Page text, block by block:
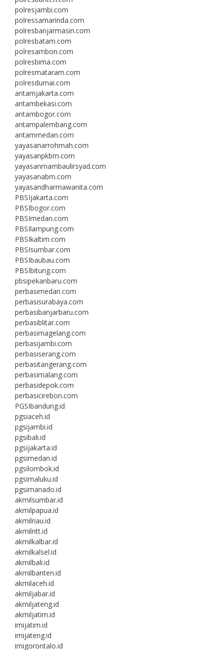
polresjambi.com
polressamarinda.com
polresbanjarmasin.com
polresbatam.com
polresambon.com
polresbima.com
polresmataram.com
polresdumai.com
antamjakarta.com
antambekasi.com
antambogor.com
antampalembang.com
antammedan.com
yayasanarrohmah.com
yayasanpkbm.com
yayasanmambaulirsyad.com
yayasanabm.com
yayasandharmawanita.com
PBSIjakarta.com
PBSIbogor.com
PBSImedan.com
PBSIlampung.com
PBSIkaltim.com
PBSIsumbar.com
PBSIbaubau.com
PBSIbitung.com
pbsipekanbaru.com
perbasimedan.com
perbasisurabaya.com
perbasibanjarbaru.com
perbasiblitar.com
perbasimagelang.com
perbasijambi.com
perbasiserang.com
perbasitangerang.com
perbasimalang.com
perbasidepok.com
perbasicirebon.com
PGSIbandung.id
pgsiaceh.id
pgsijambi.id
pgsibali.id
pgsijakarta.id
pgsimedan.id
pgsilombok.id
pgsimaluku.id
pgsimanado.id
akmilsumbar.id
akmilpapua.id
akmilriau.id
akmilntt.id
akmilkalbar.id
akmilkalsel.id
akmilbali.id
akmilbanten.id
akmilaceh.id
akmiljabar.id
akmiljateng.id
akmiljatim.id
imijatim.id
imijateng.id
imigorontalo.id